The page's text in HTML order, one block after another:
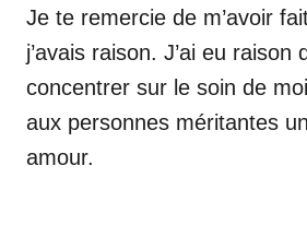
Je te remercie de m’avoir
j’avais raison. J’ai eu raison
concentrer sur le soin de
aux personnes méritantes
amour.